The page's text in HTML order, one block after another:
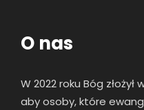
O nas
W 2022 roku Bóg
aby osoby, które